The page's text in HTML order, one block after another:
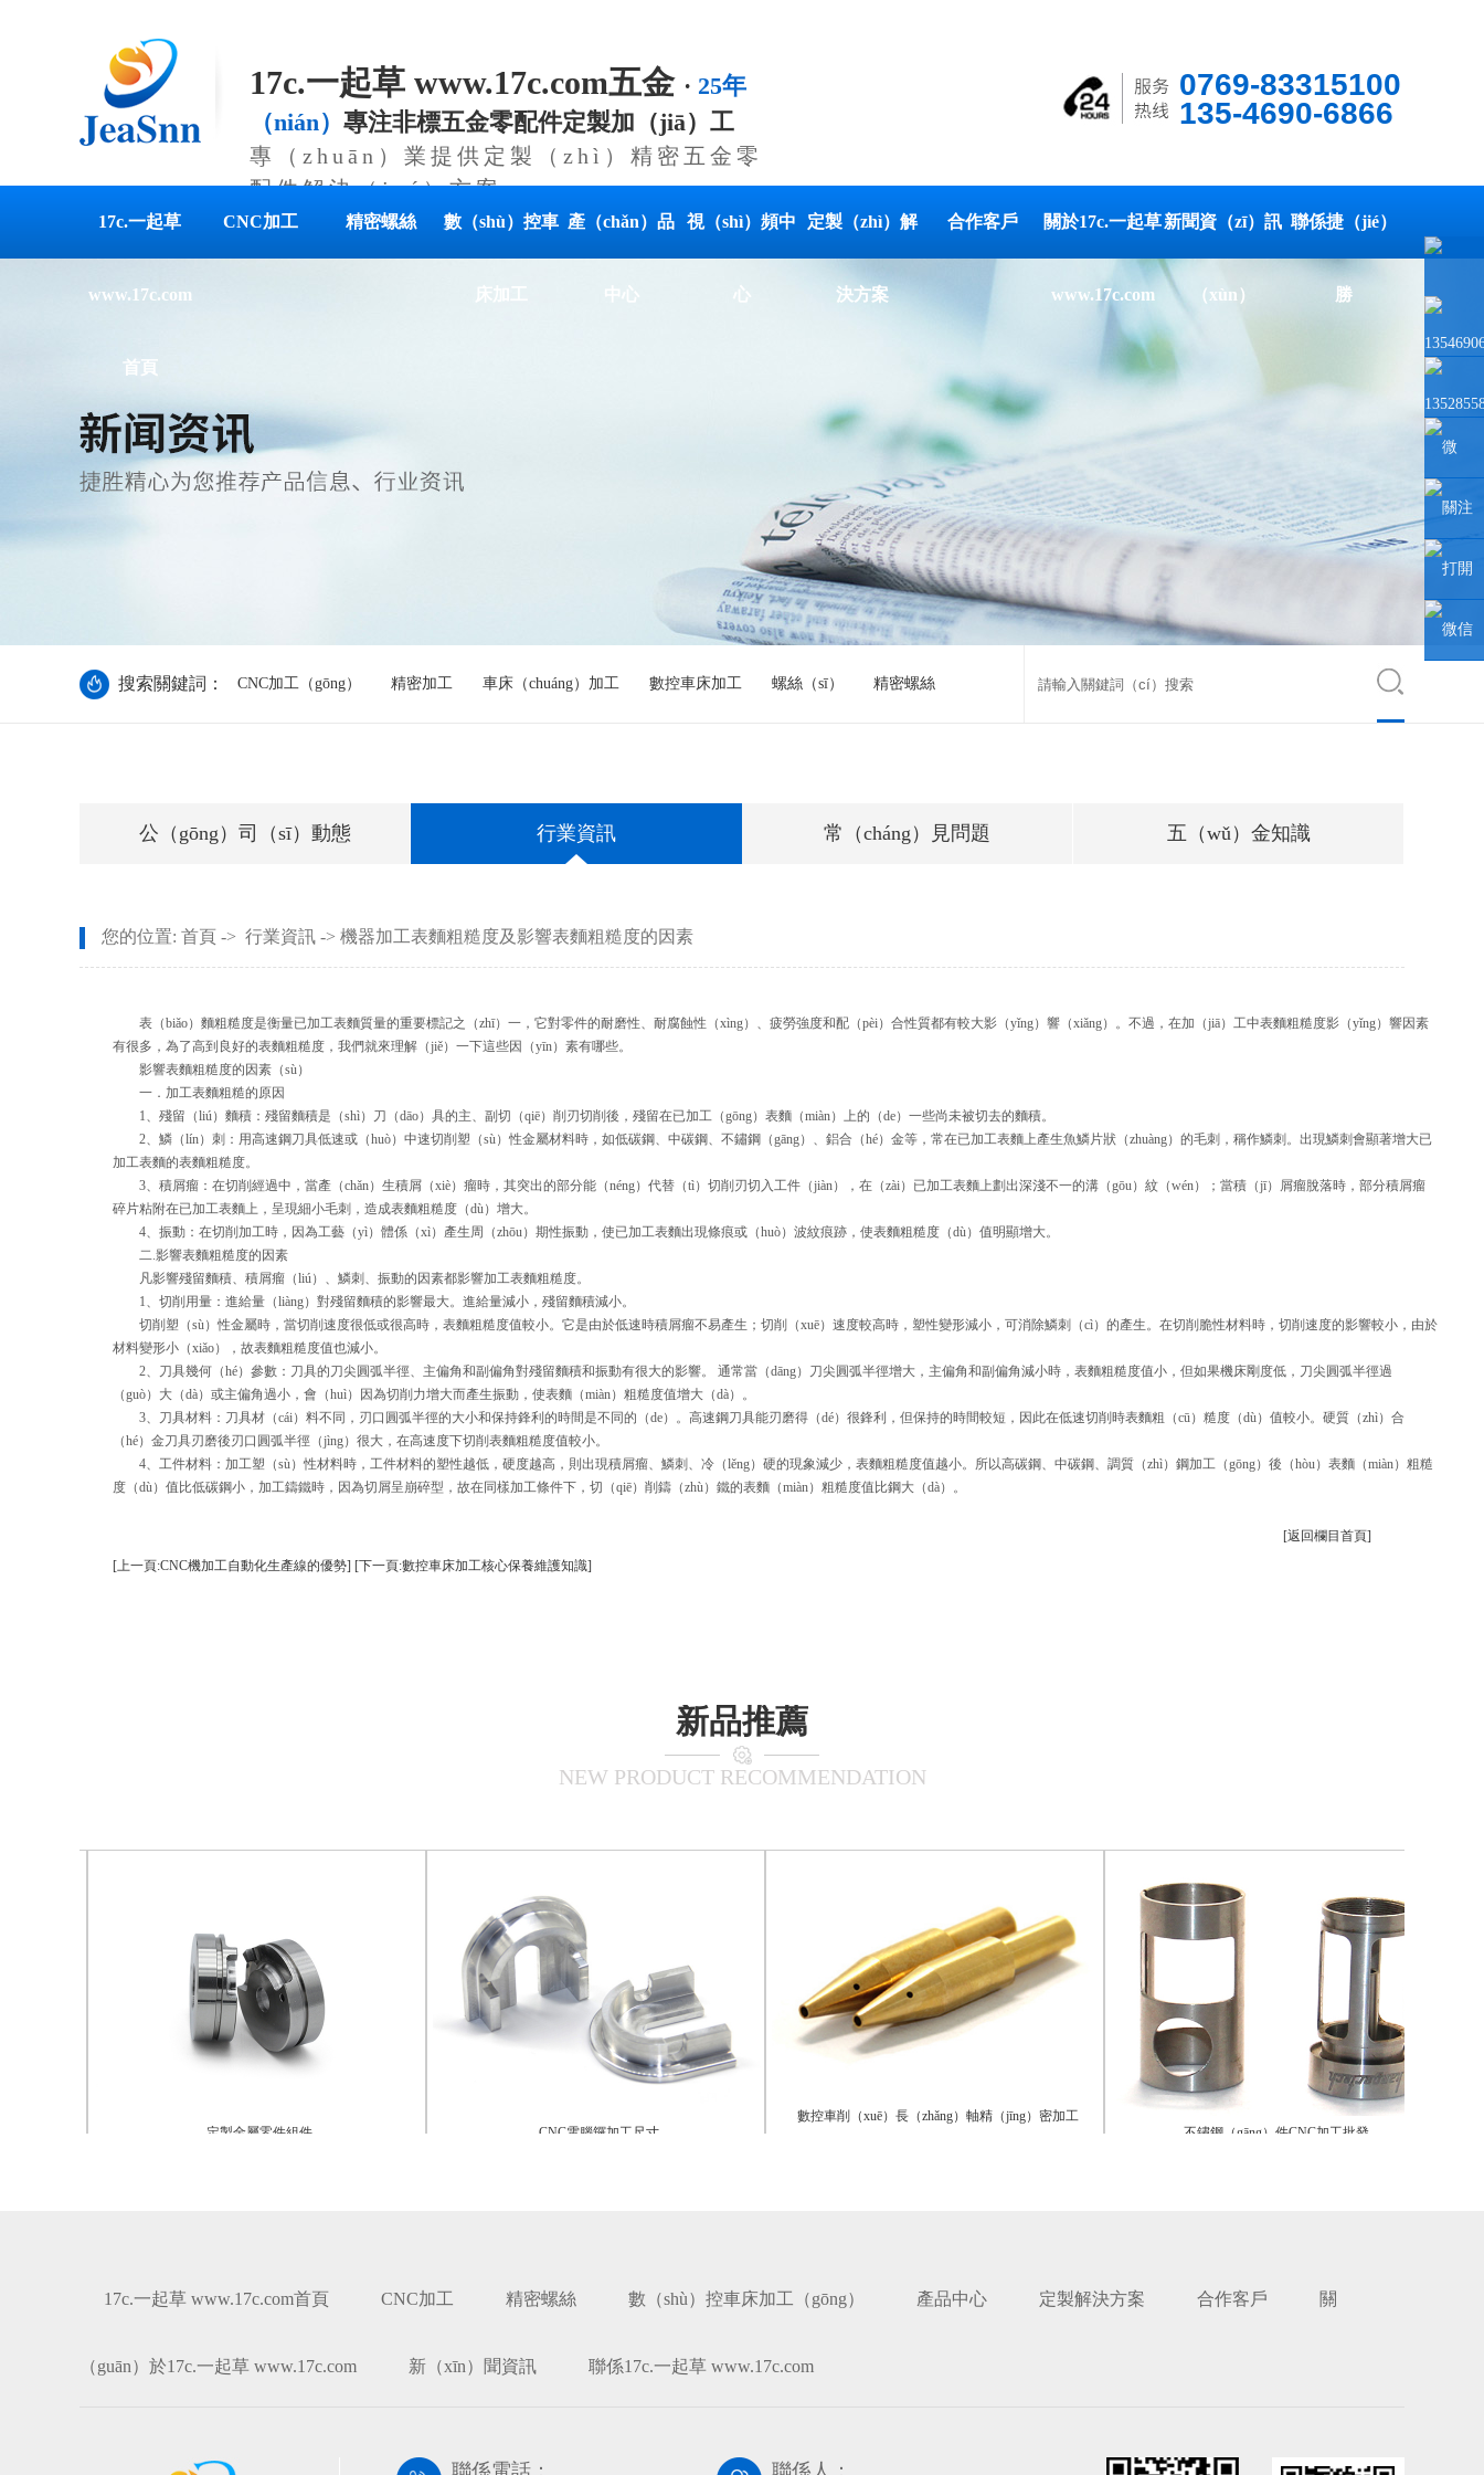
17c.一起草 www.17c.com五金 · 25年
（nián） 專注非標五金零配件定製加（jiā）工
專（zhuān）業提供定製（zhì）精密五金零
配件解決（jué）方案
0769-83315100
135-4690-6866
17c.一起草
www.17c.com
首頁
CNC加工 精密螺絲 數（shù）控車
床加工
產（chǎn）品
中心
視（shì）頻中
心
定製（zhì）解
決方案
合作客戶 關於17c.一起草
www.17c.com
新聞資（zī）訊
（xùn）
聯係捷（jié）
勝
搜索關鍵詞： CNC加工（gōng） 精密加工 車床（chuáng）加工 數控車床加工 螺絲（sī） 精密螺絲
公（gōng）司（sī）動態 行業資訊 常（cháng）見問題 五（wǔ）金知識
您的位置: 首頁 -> 行業資訊 -> 機器加工表麵粗糙度及影響表麵粗糙度的因素
表（biǎo）麵粗糙度是衡量已加工表麵質量的重要標記之（zhī）一，它對零件的耐磨性、耐腐蝕性（xìng）、疲勞強度和配（pèi）合性質都有較大影（yǐng）響（xiǎng）。不過，在加（jiā）工中表麵粗糙度影（yǐng）響因素
有很多，為了高到良好的表麵粗糙度，我們就來理解（jiě）一下這些因（yīn）素有哪些。
影響表麵粗糙度的因素（sù）
一．加工表麵粗糙的原因
1、殘留（liú）麵積：殘留麵積是（shì）刀（dāo）具的主、副切（qiē）削刃切削後，殘留在已加工（gōng）表麵（miàn）上的（de）一些尚未被切去的麵積。
2、鱗（lín）刺：用高速鋼刀具低速或（huò）中速切削塑（sù）性金屬材料時，如低碳鋼、中碳鋼、不鏽鋼（gāng）、鋁合（hé）金等，常在已加工表麵上產生魚鱗片狀（zhuàng）的毛刺，稱作鱗刺。出現鱗刺會顯著增大已
加工表麵的表麵粗糙度。
3、積屑瘤：在切削經過中，當產（chǎn）生積屑（xiè）瘤時，其突出的部分能（néng）代替（tì）切削刃切入工件（jiàn），在（zài）已加工表麵上劃出深淺不一的溝（gōu）紋（wén）；當積（jī）屑瘤脫落時，部分積屑瘤
碎片粘附在已加工表麵上，呈現細小毛刺，造成表麵粗糙度（dù）增大。
4、振動：在切削加工時，因為工藝（yì）體係（xì）產生周（zhōu）期性振動，使已加工表麵出現條痕或（huò）波紋痕跡，使表麵粗糙度（dù）值明顯增大。
二.影響表麵粗糙度的因素
凡影響殘留麵積、積屑瘤（liú）、鱗刺、振動的因素都影響加工表麵粗糙度。
1、切削用量：進給量（liàng）對殘留麵積的影響最大。進給量減小，殘留麵積減小。
切削塑（sù）性金屬時，當切削速度很低或很高時，表麵粗糙度值較小。它是由於低速時積屑瘤不易產生；切削（xuē）速度較高時，塑性變形減小，可消除鱗刺（cì）的產生。在切削脆性材料時，切削速度的影響較小，由於
材料變形小（xiǎo），故表麵粗糙度值也減小。
2、刀具幾何（hé）參數：刀具的刀尖圓弧半徑、主偏角和副偏角對殘留麵積和振動有很大的影響。 通常當（dāng）刀尖圓弧半徑增大，主偏角和副偏角減小時，表麵粗糙度值小，但如果機床剛度低，刀尖圓弧半徑過
（guò）大（dà）或主偏角過小，會（huì）因為切削力增大而產生振動，使表麵（miàn）粗糙度值增大（dà）。
3、刀具材料：刀具材（cái）料不同，刃口圓弧半徑的大小和保持鋒利的時間是不同的（de）。高速鋼刀具能刃磨得（dé）很鋒利，但保持的時間較短，因此在低速切削時表麵粗（cū）糙度（dù）值較小。硬質（zhì）合
（hé）金刀具刃磨後刃口圓弧半徑（jìng）很大，在高速度下切削表麵粗糙度值較小。
4、工件材料：加工塑（sù）性材料時，工件材料的塑性越低，硬度越高，則出現積屑瘤、鱗刺、冷（lěng）硬的現象減少，表麵粗糙度值越小。所以高碳鋼、中碳鋼、調質（zhì）鋼加工（gōng）後（hòu）表麵（miàn）粗糙
度（dù）值比低碳鋼小，加工鑄鐵時，因為切屑呈崩碎型，故在同樣加工條件下，切（qiē）削鑄（zhù）鐵的表麵（miàn）粗糙度值比鋼大（dà）。
[返回欄目首頁]
[上一頁:CNC機加工自動化生產線的優勢] [下一頁:數控車床加工核心保養維護知識]
新品推薦
NEW PRODUCT RECOMMENDATION
定製金屬零件組件 CNC電腦鑼加工尺寸
數控車削（xuē）長（zhǎng）軸精（jīng）密加工
不鏽鋼（gāng）件CNC加工批發
17c.一起草 www.17c.com首頁 CNC加工 精密螺絲 數（shù）控車床加工（gōng） 產品中心 定製解決方案 合作客戶 關
（guān）於17c.一起草 www.17c.com 新（xīn）聞資訊 聯係17c.一起草 www.17c.com
聯係電話： 聯係人：
微
（wēi）
信聯係
關注
微信公
眾號
打開
手機網
微信